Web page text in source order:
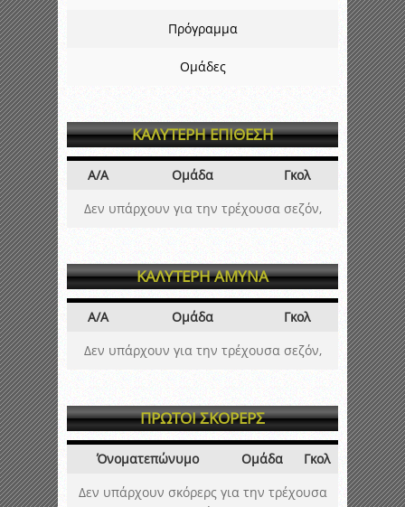
Πρόγραμμα
Ομάδες
ΚΑΛΥΤΕΡΗ ΕΠΙΘΕΣΗ
Α/Α Ομάδα
Γκολ
Δεν υπάρχουν για την τρέχουσα σεζόν,
ΚΑΛΥΤΕΡΗ ΑΜΥΝΑ
Α/Α Ομάδα
Γκολ
Δεν υπάρχουν για την τρέχουσα σεζόν,
ΠΡΩΤΟΙ ΣΚΟΡΕΡΣ
Όνοματεπώνυμο Ομάδα
Γκολ
Δεν υπάρχουν σκόρερς για την τρέχουσα